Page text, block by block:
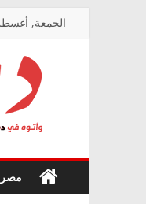
الجمعة, أغسطس 7,
درب
في
درب..
مصر